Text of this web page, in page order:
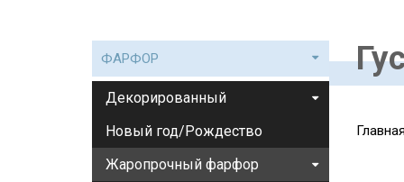
Главная
ФАРФОР
Декорированный
Новый год/Рождество
Жаропрочный фарфор